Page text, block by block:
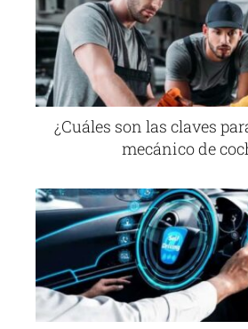
¿Cuáles son las claves
mecánico de